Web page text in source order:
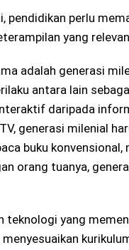
pendidikan perlu
yang
adalah generasi
antara lain
daripada
generasi milenial
buku
orang tuanya,
teknologi yang